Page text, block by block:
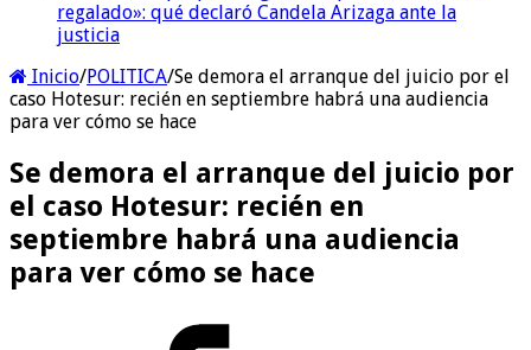
regalado»: qué declaró Candela Arizaga ante la
justicia
Inicio/POLITICA/Se demora el arranque del juicio por el
caso Hotesur: recién en septiembre habrá una audiencia
para ver cómo se hace
Se demora el arranque del juicio por
el caso Hotesur: recién en
septiembre habrá una audiencia
para ver cómo se hace